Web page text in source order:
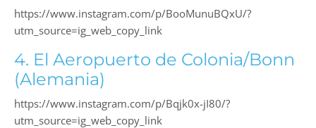
https://www.instagram.com/p/BooMunuBQxU/?
utm_source=ig_web_copy_link
4. El Aeropuerto de Colonia/Bonn
(Alemania)
https://www.instagram.com/p/Bqjk0x-jI80/?
utm_source=ig_web_copy_link